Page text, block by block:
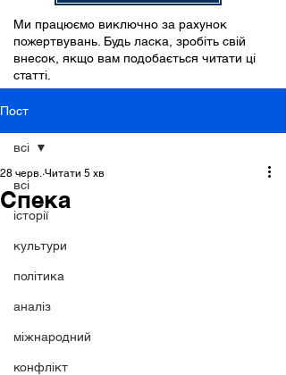
Ми працюємо виключно за рахунок
пожертвувань. Будь ласка, зробіть свій
внесок, якщо вам подобається читати ці
статті.
Пост
всі
історії
культури
політика
аналіз
міжнародний
конфлікт
всі
Спека
28 черв. Читати 5 хв